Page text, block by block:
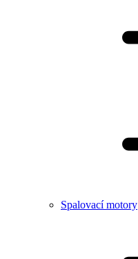
Spalovací motory